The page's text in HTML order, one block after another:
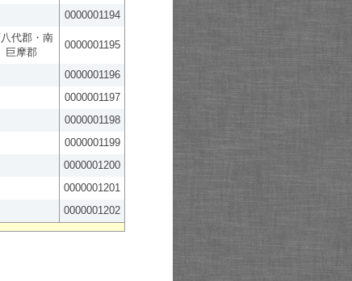
0000001194
代郡・南
巨摩郡
0000001195
0000001196
0000001197
0000001198
0000001199
0000001200
0000001201
0000001202